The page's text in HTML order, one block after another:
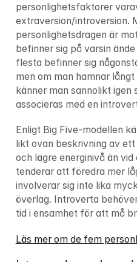
personlighetsfaktorer
extraversion/introversion.
personlighetsdragen är
befinner sig på varsin
flesta befinner sig
men om man hamnar
känner man sannolikt igen
associeras med en
Enligt Big Five-modellen
likt ovan beskrivning av
och lägre energinivå än
tenderar att föredra mer
involverar sig inte lika
överlag. Introverta
tid i ensamhet för att må
Läs mer om de fem